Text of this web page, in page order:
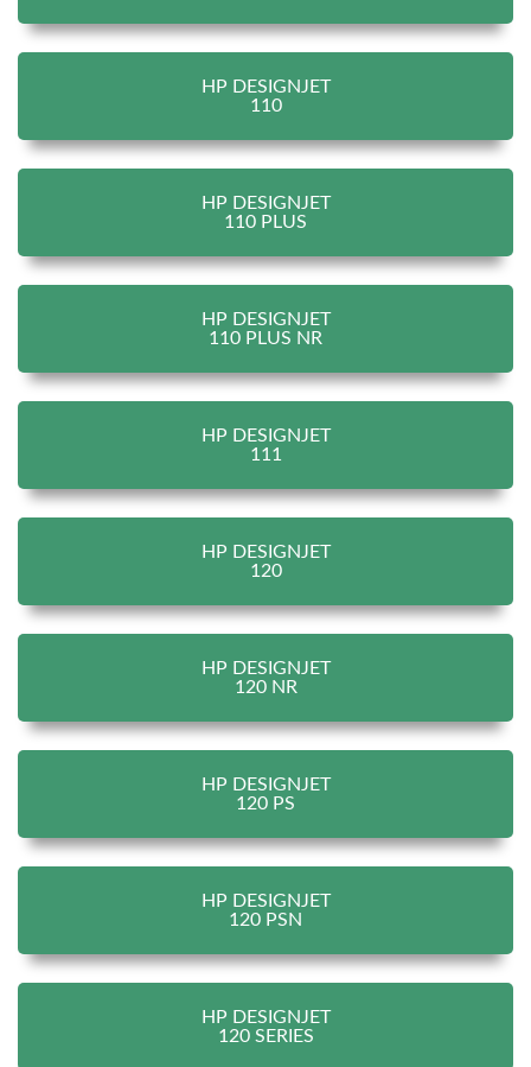
HP DESIGNJET
110
HP DESIGNJET
110 PLUS
HP DESIGNJET
110 PLUS NR
HP DESIGNJET
111
HP DESIGNJET
120
HP DESIGNJET
120 NR
HP DESIGNJET
120 PS
HP DESIGNJET
120 PSN
HP DESIGNJET
120 SERIES